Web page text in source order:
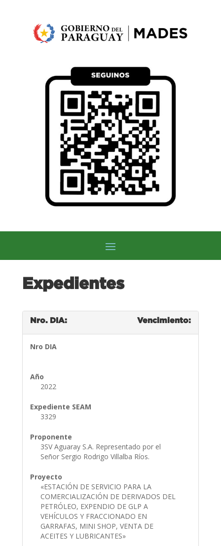
Expedientes
Nro. DIA: Vencimiento:
Nro DIA
Año
2022
Expediente SEAM
3329
Proponente
3SV Aguaray S.A. Representado por el
Señor Sergio Rodrigo Villalba Ríos.
Proyecto
«ESTACIÓN DE SERVICIO PARA LA
COMERCIALIZACIÓN DE DERIVADOS DEL
PETRÓLEO, EXPENDIO DE GLP A
VEHÍCULOS Y FRACCIONADO EN
GARRAFAS, MINI SHOP, VENTA DE
ACEITES Y LUBRICANTES»